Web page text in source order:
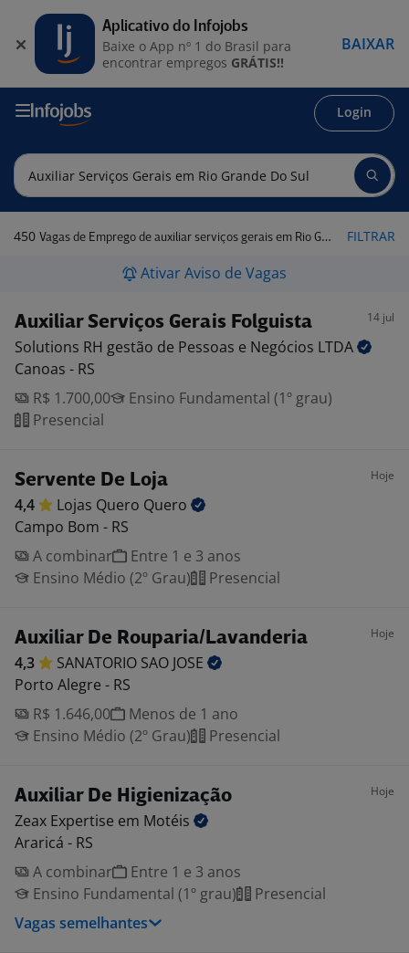
Login
450 Vagas de Emprego de auxiliar serviços gerais em Rio Grande do Sul FILTRAR
Ativar Aviso de Vagas
Auxiliar Serviços Gerais Folguista 14 jul
Solutions RH gestão de Pessoas e Negócios LTDA
Canoas - RS
R$ 1.700,00
Ensino Fundamental (1º grau)
Presencial
Servente De Loja Hoje
4,4 Lojas Quero Quero
Campo Bom - RS
A combinar
Entre 1 e 3 anos
Ensino Médio (2º Grau)
Presencial
Auxiliar De Rouparia/Lavanderia Hoje
4,3 SANATORIO SAO JOSE
Porto Alegre - RS
R$ 1.646,00
Menos de 1 ano
Ensino Médio (2º Grau)
Presencial
Auxiliar De Higienização Hoje
Zeax Expertise em Motéis
Araricá - RS
A combinar
Entre 1 e 3 anos
Ensino Fundamental (1º grau)
Presencial
Vagas semelhantes
Aplicativo do Infojobs
Baixe o App nº 1 do Brasil para
encontrar empregos GRÁTIS!!
BAIXAR